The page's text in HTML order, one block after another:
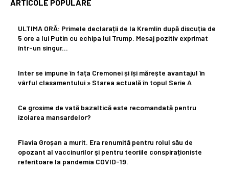
ARTICOLE POPULARE
ULTIMA ORĂ: Primele declarații de la Kremlin după discuția de
5 ore a lui Putin cu echipa lui Trump. Mesaj pozitiv exprimat
într-un singur...
Inter se impune în fața Cremonei și își mărește avantajul în
vârful clasamentului » Starea actuală în topul Serie A
Ce grosime de vată bazaltică este recomandată pentru
izolarea mansardelor?
Flavia Groșan a murit. Era renumită pentru rolul său de
opozant al vaccinurilor și pentru teoriile conspiraționiste
referitoare la pandemia COVID-19.